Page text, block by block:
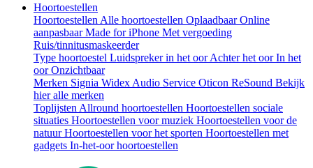
Hoortoestellen
HoortoestellenAlle hoortoestellen OplaadbaarOnline
aanpasbaarMade for iPhone Met vergoeding
Ruis/tinnitusmaskeerder
Type hoortoestel Luidspreker in het oorAchter het oorIn het
oorOnzichtbaar
Merken Signia WidexAudio Service Oticon ReSound Bekijk
hier alle merken
ToplijstenAllround hoortoestellen Hoortoestellen sociale
situaties Hoortoestellen voor muziek Hoortoestellen voor de
natuurHoortoestellen voor het sporten Hoortoestellen met
gadgets In-het-oor hoortoestellen